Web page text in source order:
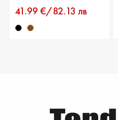
35.99 €
41.99 €/82.13 лв